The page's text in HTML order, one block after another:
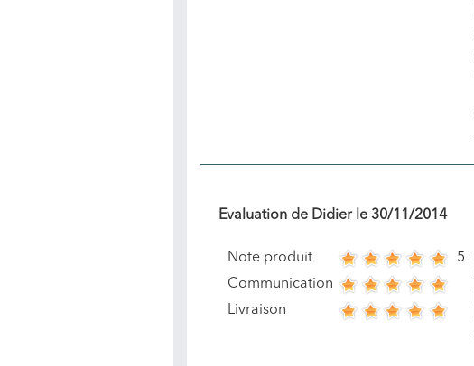
Evaluation de Didierle 30/11/2014
Note produit
5
Communication
Livraison